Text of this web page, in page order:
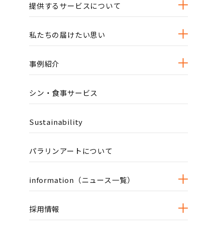
提供するサービスについて
私たちの届けたい思い
事例紹介
シン・食事サービス
Sustainability
パラリンアートについて
information（ニュース一覧）
採用情報